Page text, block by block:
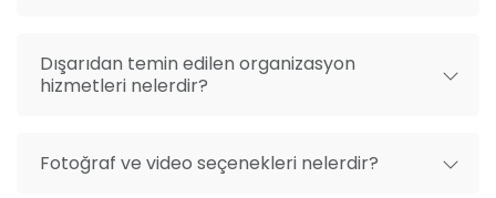
Dışarıdan temin edilen organizasyon
hizmetleri nelerdir?
Fotoğraf ve video seçenekleri nelerdir?